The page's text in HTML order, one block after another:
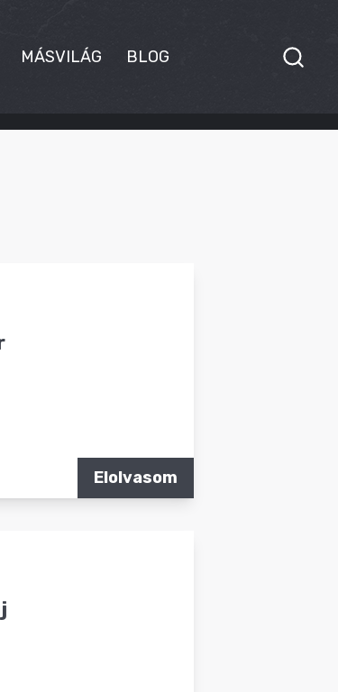
MÁSVILÁG BLOG
Elolvasom